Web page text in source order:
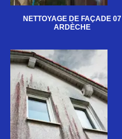
NETTOYAGE DE FAÇADE 07
ARDÈCHE